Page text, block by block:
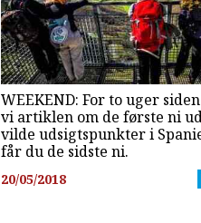
WEEKEND: For to uger
vi artiklen om de første ni
vilde udsigtspunkter i
får du de sidste ni.
20/05/2018